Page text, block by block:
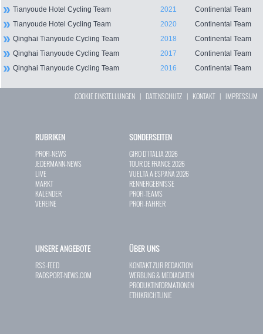
Tianyoude Hotel Cycling Team
2021
Continental Team
Tianyoude Hotel Cycling Team
2020
Continental Team
Qinghai Tianyoude Cycling Team
2018
Continental Team
Qinghai Tianyoude Cycling Team
2017
Continental Team
Qinghai Tianyoude Cycling Team
2016 Continental Team
COOKIE EINSTELLUNGEN | DATENSCHUTZ | KONTAKT| IMPRESSUM
RUBRIKEN
PROFI-NEWS
JEDERMANN-NEWS
LIVE
MARKT
KALENDER
VEREINE
SONDERSEITEN
GIRO D`ITALIA 2026
TOUR DE FRANCE 2026
VUELTA A ESPAÑA 2026
RENNERGEBNISSE
PROFI-TEAMS
PROFI-FAHRER
UNSERE ANGEBOTE
RSS-FEED
RADSPORT-NEWS.COM
ÜBER UNS
KONTAKT ZUR REDAKTION
WERBUNG & MEDIADATEN
PRODUKTINFORMATIONEN
ETHIKRICHTLINIE